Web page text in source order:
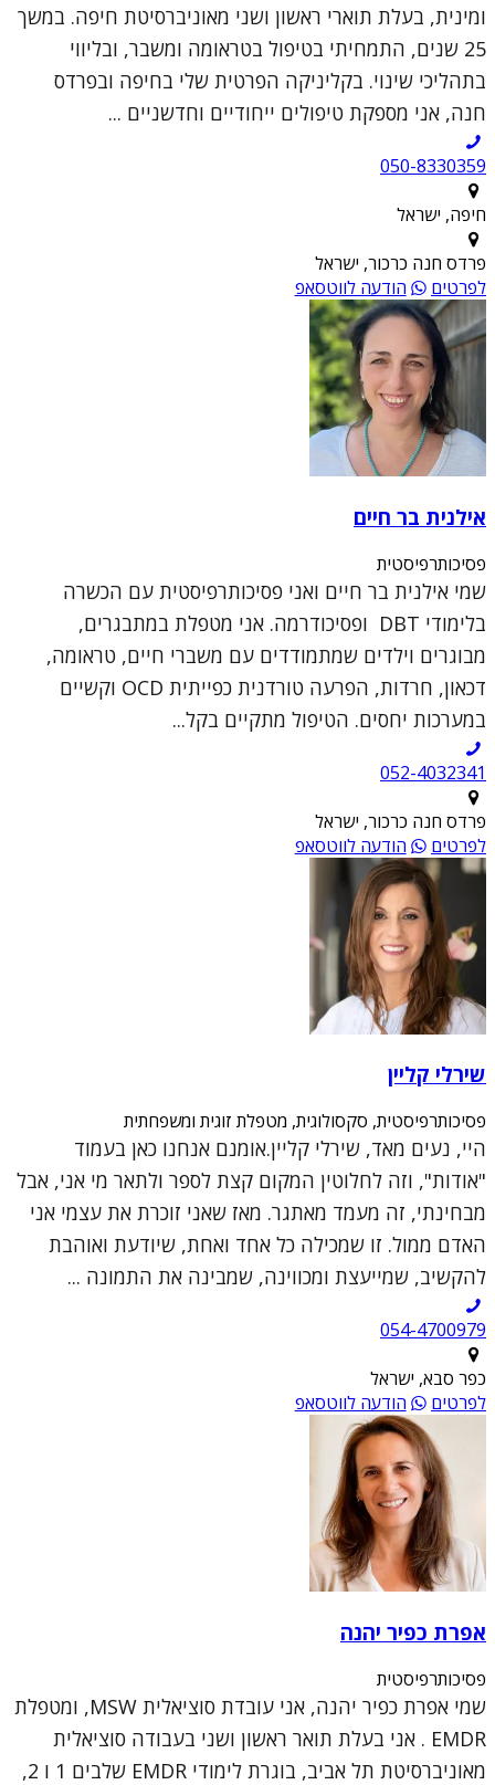
ומינית, בעלת תוארי ראשון ושני מאוניברסיטת חיפה. במשך
25 שנים, התמחיתי בטיפול בטראומה ומשבר, ובליווי
בתהליכי שינוי. בקליניקה הפרטית שלי בחיפה ובפרדס
חנה, אני מספקת טיפולים ייחודיים וחדשניים ...
050-8330359
חיפה, ישראל
פרדס חנה כרכור, ישראל
לפרטים
הודעה לווטסאפ
אילנית בר חיים
פסיכותרפיסטית
שמי אילנית בר חיים ואני פסיכותרפיסטית עם הכשרה
בלימודי DBT ופסיכודרמה. אני מטפלת במתבגרים,
מבוגרים וילדים שמתמודדים עם משברי חיים, טראומה,
דכאון, חרדות, הפרעה טורדנית כפייתית OCD וקשיים
במערכות יחסים. הטיפול מתקיים בקל...
052-4032341
פרדס חנה כרכור, ישראל
לפרטים
הודעה לווטסאפ
שירלי קליין
פסיכותרפיסטית, סקסולוגית, מטפלת זוגית ומשפחתית
היי, נעים מאד, שירלי קליין.אומנם אנחנו כאן בעמוד
"אודות", וזה לחלוטין המקום קצת לספר ולתאר מי אני, אבל
מבחינתי, זה מעמד מאתגר. מאז שאני זוכרת את עצמי אני
האדם ממול. זו שמכילה כל אחד ואחת, שיודעת ואוהבת
להקשיב, שמייעצת ומכווינה, שמבינה את התמונה ...
054-4700979
כפר סבא, ישראל
לפרטים
הודעה לווטסאפ
אפרת כפיר יהנה
פסיכותרפיסטית
שמי אפרת כפיר יהנה, אני עובדת סוציאלית MSW, ומטפלת
EMDR . אני בעלת תואר ראשון ושני בעבודה סוציאלית
מאוניברסיטת תל אביב, בוגרת לימודי EMDR שלבים 1 ו 2,